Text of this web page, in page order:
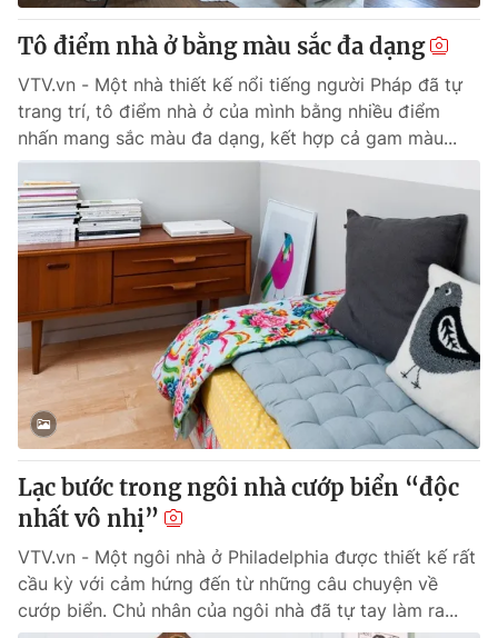
Tô điểm nhà ở bằng màu sắc đa dạng
VTV.vn - Một nhà thiết kế nổi tiếng người Pháp đã tự
trang trí, tô điểm nhà ở của mình bằng nhiều điểm
nhấn mang sắc màu đa dạng, kết hợp cả gam màu...
Lạc bước trong ngôi nhà cướp biển “độc
nhất vô nhị”
VTV.vn - Một ngôi nhà ở Philadelphia được thiết kế rất
cầu kỳ với cảm hứng đến từ những câu chuyện về
cướp biển. Chủ nhân của ngôi nhà đã tự tay làm ra...